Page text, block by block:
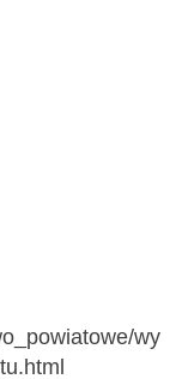
wy